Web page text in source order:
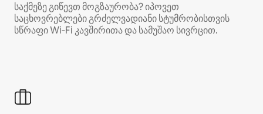
საქმეზე გიწევთ მოგზაურობა? იპოვეთ
საცხოვრებლები გრძელვადიანი სტუმრობისთვის
სწრაფი Wi‑Fi კავშირითა და სამუშაო სივრცით.